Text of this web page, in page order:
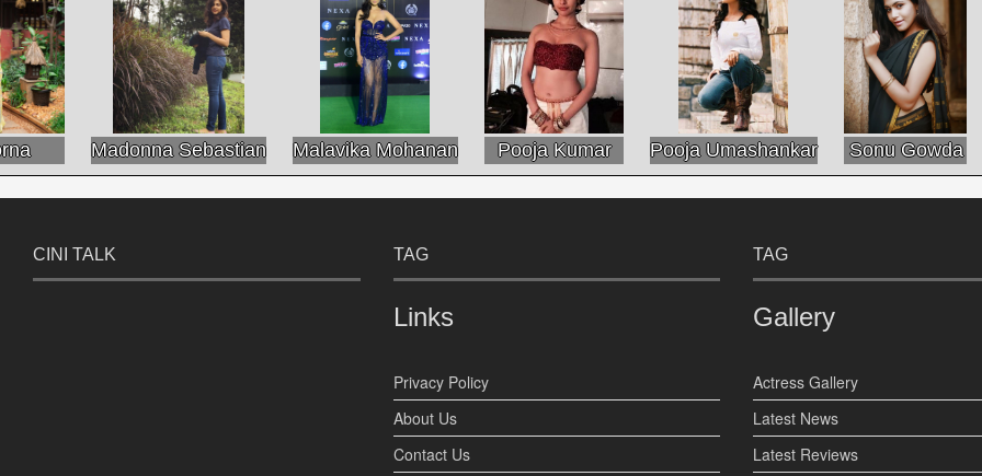
Madonna Sebastian Malavika Mohanan Pooja Kumar Pooja Umashankar Sonu Gowda
CINI TALK TAG
Links
Privacy Policy
About Us
Contact Us
TAG
Gallery
Actress Gallery
Latest News
Latest Reviews